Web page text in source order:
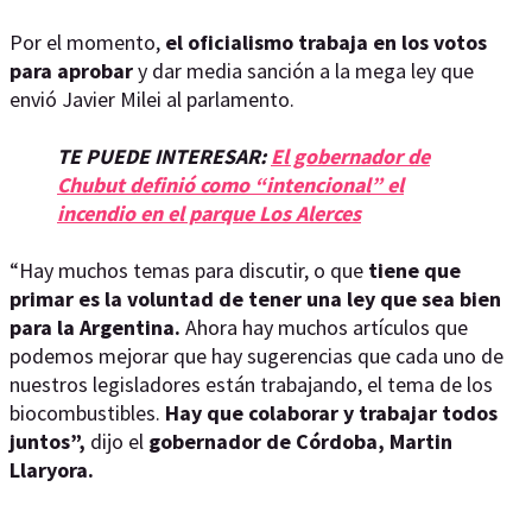
Por el momento, el oficialismo trabaja en los votos
para aprobary dar media sanción a la mega ley que
envió Javier Milei al parlamento.
TE PUEDE INTERESAR:El gobernador de
Chubut definió como “intencional” el
incendio en el parque Los Alerces
“Hay muchos temas para discutir, o que tiene que
primar es la voluntad de tener una ley que sea bien
para la Argentina. Ahora hay muchos artículos que
podemos mejorar que hay sugerencias que cada uno de
nuestros legisladores están trabajando, el tema de los
biocombustibles. Hay que colaborar y trabajar todos
juntos”, dijo el gobernador de Córdoba, Martin
Llaryora.